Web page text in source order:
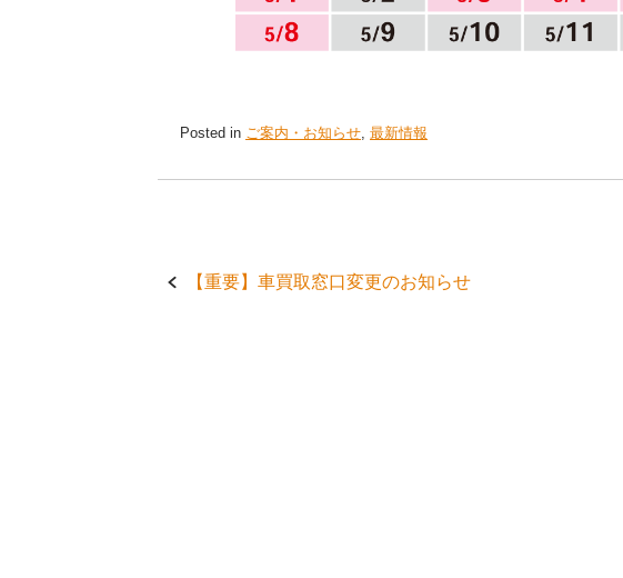
Posted in ご案内・お知らせ, 最新情報
Post【重要】車買取窓口変更のお知らせ